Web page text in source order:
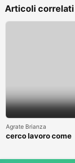
Articoli correlati
Agrate Brianza
cerco lavoro come